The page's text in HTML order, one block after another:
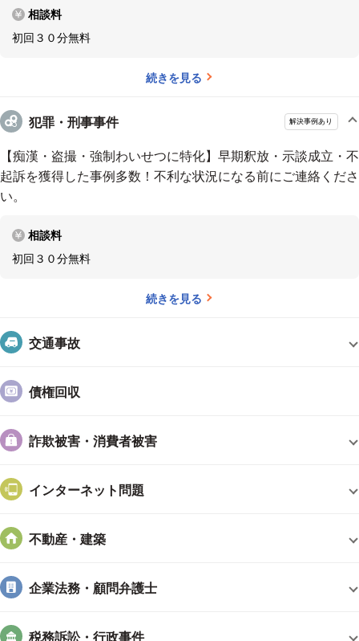
相談料
初回３０分無料
続きを見る
犯罪・刑事事件 解決事例あり
【痴漢・盗撮・強制わいせつに特化】早期釈放・示談成立・不
起訴を獲得した事例多数！不利な状況になる前にご連絡くださ
い。
相談料
初回３０分無料
続きを見る
交通事故
債権回収
詐欺被害・消費者被害
インターネット問題
不動産・建築
企業法務・顧問弁護士
税務訴訟・行政事件